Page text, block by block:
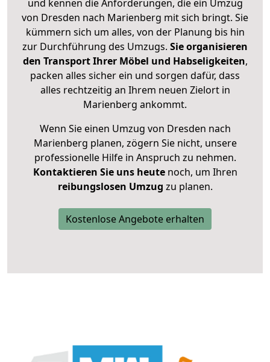
und kennen die Anforderungen, die ein Umzug
von Dresden nach Marienberg mit sich bringt. Sie
kümmern sich um alles, von der Planung bis hin
zur Durchführung des Umzugs. Sie organisieren
den Transport Ihrer Möbel und Habseligkeiten,
packen alles sicher ein und sorgen dafür, dass
alles rechtzeitig an Ihrem neuen Zielort in
Marienberg ankommt.
Wenn Sie einen Umzug von Dresden nach
Marienberg planen, zögern Sie nicht, unsere
professionelle Hilfe in Anspruch zu nehmen.
Kontaktieren Sie uns heutenoch, um Ihren
reibungslosen Umzug zu planen.
Kostenlose Angebote erhalten